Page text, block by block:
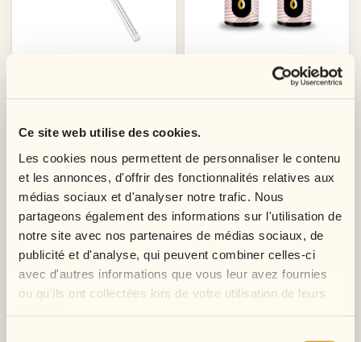
Ce site web utilise des cookies.
Les cookies nous permettent de personnaliser le contenu
et les annonces, d'offrir des fonctionnalités relatives aux
médias sociaux et d'analyser notre trafic. Nous
partageons également des informations sur l'utilisation de
notre site avec nos partenaires de médias sociaux, de
publicité et d'analyse, qui peuvent combiner celles-ci
avec d'autres informations que vous leur avez fournies
ou qu'ils ont collectées lors de votre utilisation de leurs
Ajouter au panier
base
Ajouter au panier